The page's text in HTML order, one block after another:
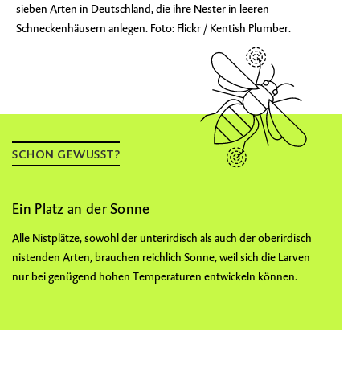
sieben Arten in Deutschland, die ihre Nester in leeren
Schneckenhäusern anlegen. Foto: Flickr / Kentish Plumber.
SCHON GEWUSST?
Ein Platz an der Sonne
Alle Nistplätze, sowohl der unterirdisch als auch der oberirdisch
nistenden Arten, brauchen reichlich Sonne, weil sich die Larven
nur bei genügend hohen Temperaturen entwickeln können.